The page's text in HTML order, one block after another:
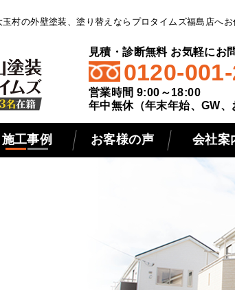
村の外壁塗装、塗り替えならプロタイムズ福島店へお
見積・診断無料 お気軽にお
0120-
営業時間 9:00～18:00
年中無休（年末年始、GW、
施工事例 お客様の声 会社案